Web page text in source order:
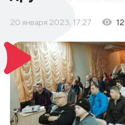
20 января 2023, 17:27